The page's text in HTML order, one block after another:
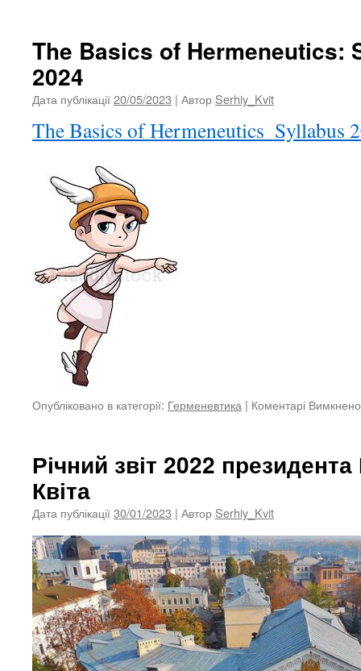
The Basics of Hermeneutics:
2024
Дата публікації20/05/2023 | Автор Serhiy_Kvit
The Basics of Hermeneutics_Syllabus
Опубліковано в категорії: Герменевтика | Коментарі Вимкнено
Річний звіт 2022
Квіта
Дата публікації30/01/2023 | Автор Serhiy_Kvit